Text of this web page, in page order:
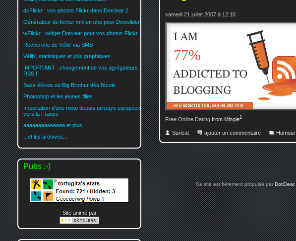
samedi 21 juillet 2007 à 12:10
77%
Free Online Dating from Mingle2
Suricat ajouter un commentaire Humour
dcFlickr : vos photos Flickr dans Dotclear 2
Générateur de fichier xml en php pour Dewslider
wFlickr : widget Dotclear pour vos photos Flickr
Recherche de Vélib' via SMS
Vélib', statistiques et jolis graphiques
IMPORTANT : changement de vos agrégateurs
RSS !
Base élèves ou Big Brother dès l'école
Photoshop et les jeunes filles
Importation d'une moto depuis un pays européen
vers la France
aaaaaaaaaaaaaa et plus
...et les archives...
Pubs :-)
Site animé par
Ce site est fièrement propulsé parDotClear.